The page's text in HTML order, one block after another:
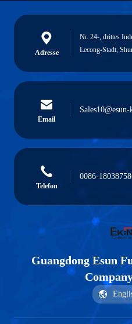
Adresse
Nr. 24-, drittes
Lecong-Stadt,
Email
Telefon
0086-
Guangdong Esun